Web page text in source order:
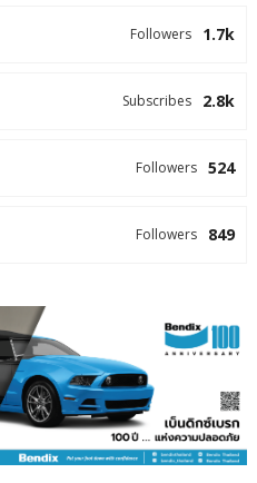
1.7k
Followers
2.8k
Subscribes
524
Followers
849
Followers